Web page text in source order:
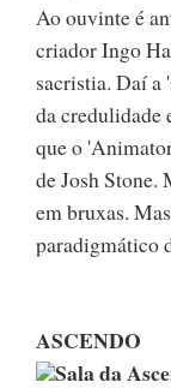
Ao ouvinte é
criador Ingo
sacristia. Daí a
da credulidade
que o
de Josh Stone.
em bruxas.
paradigmático
ASCENDO
Sala da